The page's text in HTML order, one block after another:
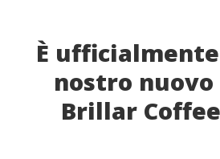
È
nostro
Brillar